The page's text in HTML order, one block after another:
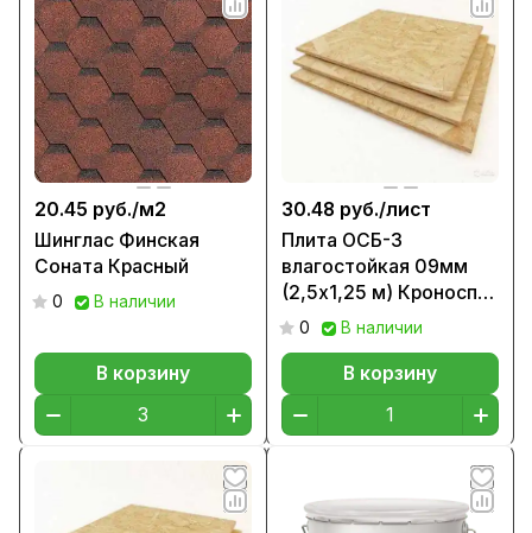
20.45 руб./м2
Шинглас Финская
Соната Красный
0 В наличии
В корзину
30.48 руб./лист
Плита ОСБ-3
влагостойкая 09мм
(2,5х1,25 м) Кроноспан
РБ0 В наличии
В корзину